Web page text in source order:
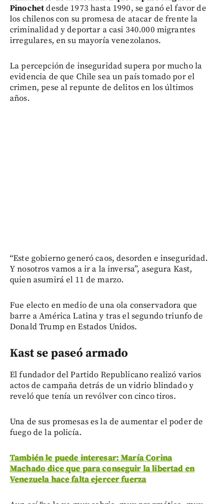
Pinochetdesde 1973 hasta 1990, se ganó el favor de
los chilenos con su promesa de atacar de frente la
criminalidad y deportar a casi 340.000 migrantes
irregulares, en su mayoría venezolanos.
La percepción de inseguridad supera por mucho la
evidencia de que Chile sea un país tomado por el
crimen, pese al repunte de delitos en los últimos
años.
“Este gobierno generó caos, desorden e inseguridad.
Y nosotros vamos a ir a la inversa”, asegura Kast,
quien asumirá el 11 de marzo.
Fue electo en medio de una ola conservadora que
barre a América Latina y tras el segundo triunfo de
Donald Trump en Estados Unidos.
Kast se paseó armado
El fundador del Partido Republicano realizó varios
actos de campaña detrás de un vidrio blindado y
reveló que tenía un revólver con cinco tiros.
Una de sus promesas es la de aumentar el poder de
fuego de la policía.
También le puede interesar: María Corina
Machado dice que para conseguir la libertad en
Venezuela hace falta ejercer fuerza